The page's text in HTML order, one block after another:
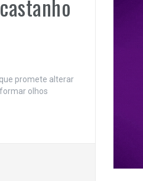
promete alterar
olhos